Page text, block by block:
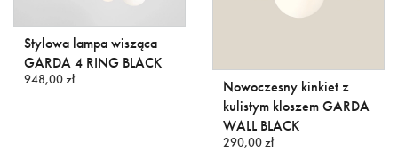
Stylowa lampa wisząca
GARDA 4 RING BLACK
948,00 zł
Nowoczesny kinkiet z
kulistym kloszem GARDA
WALL BLACK
290,00 zł